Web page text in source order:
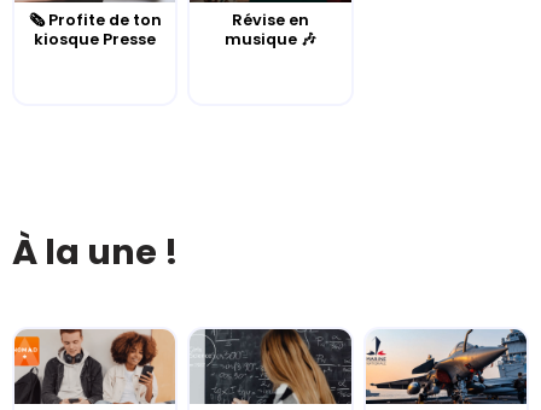
🗞️ Profite de ton
kiosque Presse
Révise en
musique 🎶
À la une !